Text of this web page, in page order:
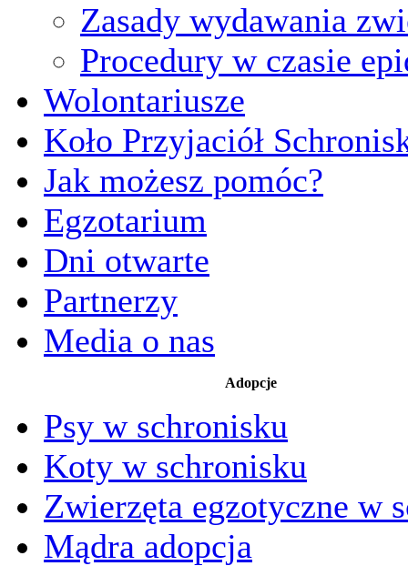
Zasady wydawania
Procedury w czasie
Wolontariusze
Koło Przyjaciół
Jak możesz pomóc?
Egzotarium
Dni otwarte
Partnerzy
Media o nas
Adopcje
Psy w schronisku
Koty w schronisku
Zwierzęta egzotyczne w
Mądra adopcja